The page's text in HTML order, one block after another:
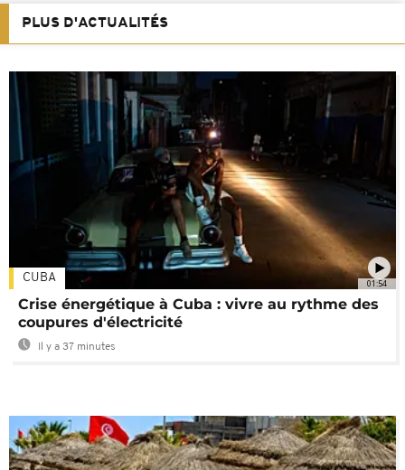
PLUS D'ACTUALITÉS
01:54
CUBA
Crise énergétique à Cuba : vivre au rythme des
coupures d'électricité
Il y a 37 minutes